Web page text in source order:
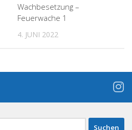
Wachbesetzung –
Feuerwache 1
4. JUNI 2022